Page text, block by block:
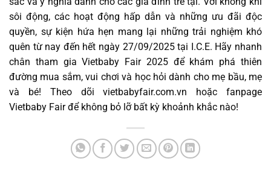
sôi động, các hoạt động hấp dẫn và những ưu đãi độc
quyền, sự kiện hứa hẹn mang lại những trải nghiệm khó
quên từ nay đến hết ngày 27/09/2025 tại I.C.E. Hãy nhanh
chân tham gia Vietbaby Fair 2025 để khám phá thiên
đường mua sắm, vui chơi và học hỏi dành cho mẹ bầu, mẹ
và bé! Theo dõi vietbabyfair.com.vn hoặc fanpage
Vietbaby Fair để không bỏ lỡ bất kỳ khoảnh khắc nào!